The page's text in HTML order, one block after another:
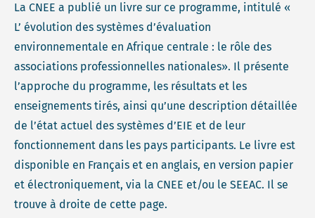
La CNEE a publié un livre sur ce programme, intitulé «
L’ évolution des systèmes d’évaluation
environnementale en Afrique centrale : le rôle des
associations professionnelles nationales». Il présente
l’approche du programme, les résultats et les
enseignements tirés, ainsi qu’une description détaillée
de l’état actuel des systèmes d’EIE et de leur
fonctionnement dans les pays participants. Le livre est
disponible en Français et en anglais, en version papier
et électroniquement, via la CNEE et/ou le SEEAC. Il se
trouve à droite de cette page.